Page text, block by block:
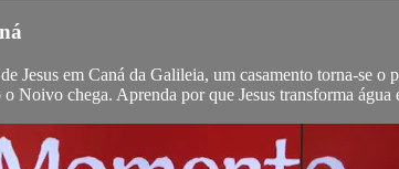
Jesus em Caná da Galileia, um casamento torna‑se
o Noivo chega. Aprenda por que Jesus transforma